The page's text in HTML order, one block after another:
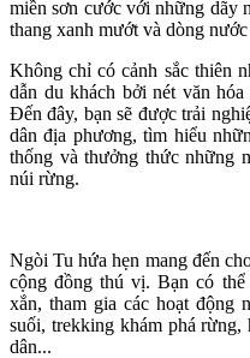
miền sơn cước với những dãy
thang xanh mướt và dòng
Không chỉ có cảnh sắc thiên
dẫn du khách bởi nét văn
Đến đây, bạn sẽ được trải
dân địa phương, tìm hiểu
thống và thưởng thức những
núi rừng.
Ngòi Tu hứa hẹn mang đến
cộng đồng thú vị. Bạn có
xắn, tham gia các hoạt động
suối, trekking khám phá rừng,
dân...